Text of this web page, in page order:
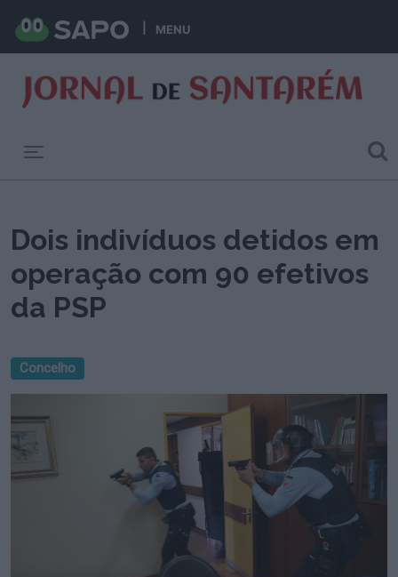
MENU
Dois indivíduos detidos em
operação com 90 efetivos
da PSP
Concelho